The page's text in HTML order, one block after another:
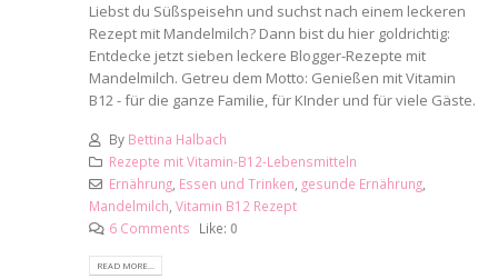
Liebst du Süßspeisehn und suchst nach einem leckeren
Rezept mit Mandelmilch? Dann bist du hier goldrichtig:
Entdecke jetzt sieben leckere Blogger-Rezepte mit
Mandelmilch. Getreu dem Motto: Genießen mit Vitamin
B12 - für die ganze Familie, für KInder und für viele Gäste.
By Bettina Halbach
Rezepte mit Vitamin-B12-Lebensmitteln
Ernährung, Essen und Trinken, gesunde Ernährung,
Mandelmilch, Vitamin B12 Rezept
6 Comments
Like: 0
READ MORE...